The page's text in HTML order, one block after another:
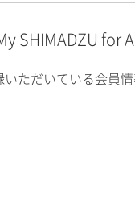
SHIMADZU
ただいている会員